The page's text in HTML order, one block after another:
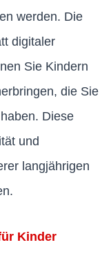
werden. Die
digitaler
Sie Kindern
die Sie
Diese
und
langjährigen
Kinder